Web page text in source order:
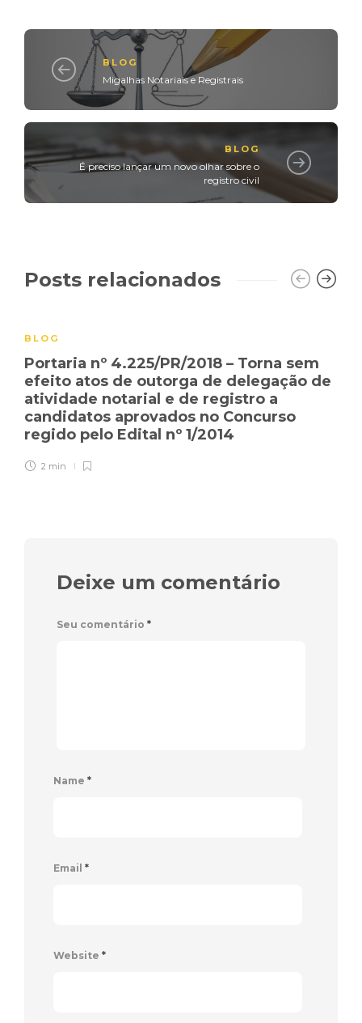
BLOG
Migalhas Notariais e Registrais
BLOG
É preciso lançar um novo olhar sobre o
registro civil
Posts relacionados
BLOG
Portaria nº 4.225/PR/2018 – Torna sem
efeito atos de outorga de delegação de
atividade notarial e de registro a
candidatos aprovados no Concurso
regido pelo Edital nº 1/2014
2 min
Deixe um comentário
Seu comentário *
Name *
Email *
Website *